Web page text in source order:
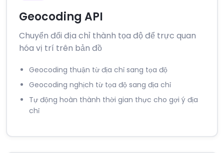
Geocoding API
Chuyển đổi địa chỉ thành tọa độ để trực quan
hóa vị trí trên bản đồ
Geocoding thuận từ địa chỉ sang tọa độ
Geocoding nghịch từ tọa độ sang địa chỉ
Tự động hoàn thành thời gian thực cho gợi ý địa
chỉ